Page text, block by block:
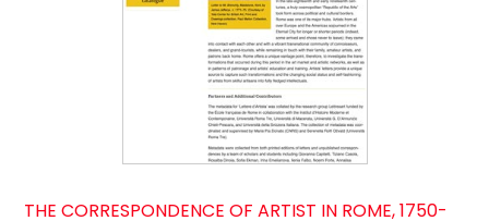
THE CORRESPONDENCE OF ARTIST IN ROME, 1750-